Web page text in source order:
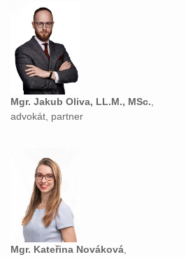
Mgr. Jakub Oliva, LL.M., MSc.
advokát, partner
Mgr. Kateřina Nováková